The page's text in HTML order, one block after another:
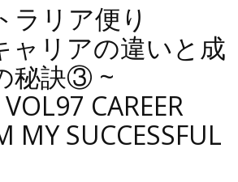
ラリア便り
ャリアの違いと成
秘訣③ ~
CAREER
MY SUCCESSFUL